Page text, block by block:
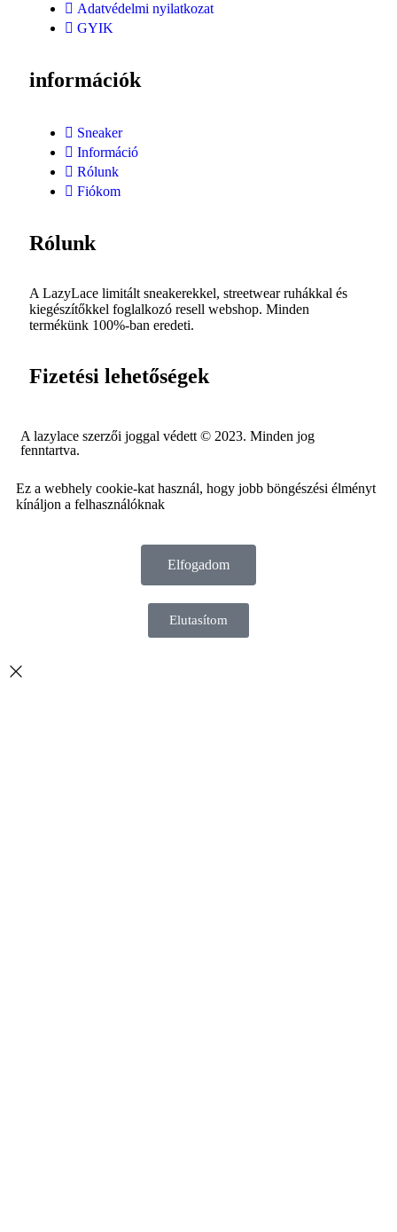
Adatvédelmi nyilatkozat
GYIK
információk
Sneaker
Információ
Rólunk
Fiókom
Rólunk
A LazyLace limitált sneakerekkel, streetwear ruhákkal és
kiegészítőkkel foglalkozó resell webshop. Minden
termékünk 100%-ban eredeti.
Fizetési lehetőségek
A lazylace szerzői joggal védett © 2023. Minden jog
fenntartva.
Ez a webhely cookie-kat használ, hogy jobb böngészési élményt
kínáljon a felhasználóknak
Elfogadom
Elutasítom